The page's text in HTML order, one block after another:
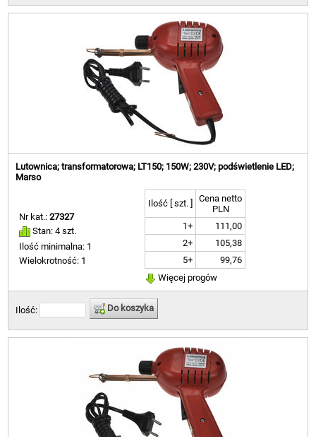
Lutownica; transformatorowa; LT150; 150W; 230V; podświetlenie LED;
Marso
Nr kat.:27327
Stan: 4 szt.
Ilość minimalna: 1
Wielokrotność: 1
Ilość [ szt. ]
Cena netto
PLN
1+
111,00
2+
105,38
5+
99,76
Więcej progów
Ilość: Do koszyka